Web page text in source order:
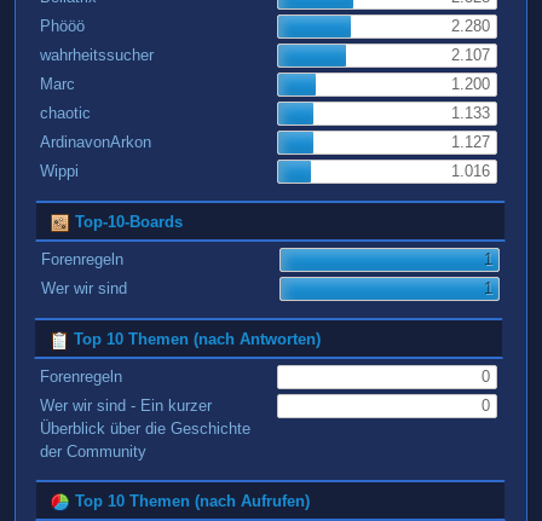
Phööö
2.280
wahrheitssucher
2.107
Marc
1.200
chaotic
1.133
ArdinavonArkon
1.127
Wippi
1.016
Top-10-Boards
Forenregeln
1
Wer wir sind
1
Top 10 Themen (nach Antworten)
Forenregeln
0
Wer wir sind - Ein kurzer
Überblick über die Geschichte
der Community
0
Top 10 Themen (nach Aufrufen)